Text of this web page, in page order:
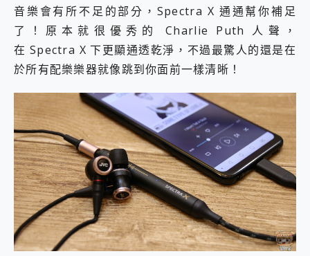
音樂會有所不足的部分，Spectra X 通通幫你補足
了！原本就很優秀的 Charlie Puth 人聲，
在 Spectra X 下更顯通透乾淨，不過最驚人的還是在
於所有配樂樂器就像跳到你面前一樣清晰！